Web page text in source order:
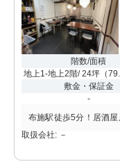
階数/面積
地上1-地上2階/ 24坪（
敷金・保証金
-
布施駅徒歩5分！居酒屋
取扱会社: －